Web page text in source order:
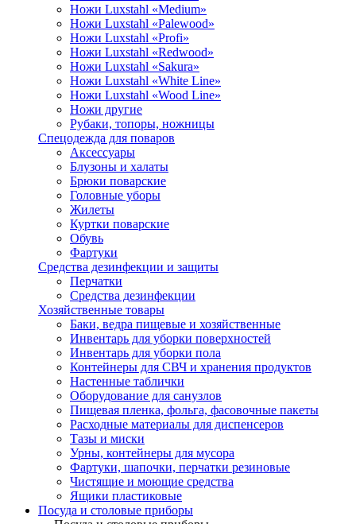
Ножи Luxstahl «Medium»
Ножи Luxstahl «Palewood»
Ножи Luxstahl «Profi»
Ножи Luxstahl «Redwood»
Ножи Luxstahl «Sakura»
Ножи Luxstahl «White Line»
Ножи Luxstahl «Wood Line»
Ножи другие
Рубаки, топоры, ножницы
Спецодежда для поваров
Аксессуары
Блузоны и халаты
Брюки поварские
Головные уборы
Жилеты
Куртки поварские
Обувь
Фартуки
Средства дезинфекции и защиты
Перчатки
Средства дезинфекции
Хозяйственные товары
Баки, ведра пищевые и хозяйственные
Инвентарь для уборки поверхностей
Инвентарь для уборки пола
Контейнеры для СВЧ и хранения продуктов
Настенные таблички
Оборудование для санузлов
Пищевая пленка, фольга, фасовочные пакеты
Расходные материалы для диспенсеров
Тазы и миски
Урны, контейнеры для мусора
Фартуки, шапочки, перчатки резиновые
Чистящие и моющие средства
Ящики пластиковые
Посуда и столовые приборы